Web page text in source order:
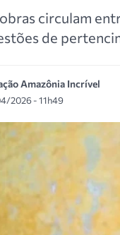
circulam
de
Amazônia Incrível
2026 - 11h49